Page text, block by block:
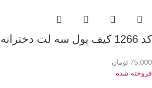
کد 1266 کیف پول سه لت دخترانه کوچک فوراور
75,000 تومان
فروخته شده